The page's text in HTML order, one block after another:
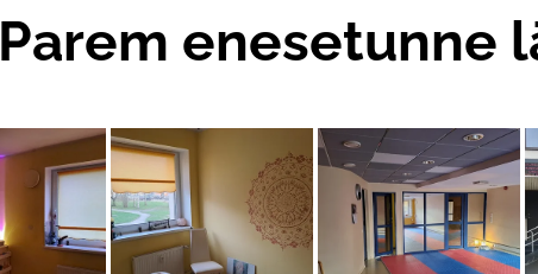
Parem enesetunne